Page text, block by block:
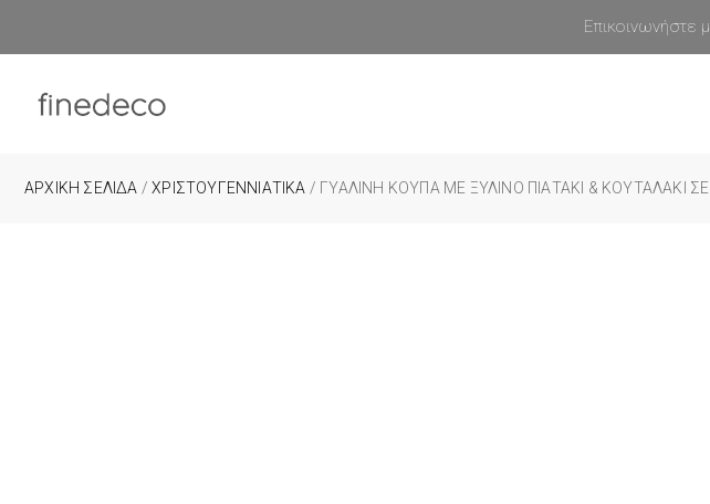
Επικοινωνήστε
ΑΡΧΙΚΉ ΣΕΛΊΔΑ /ΧΡΙΣΤΟΥΓΕΝΝΙΑΤΙΚΑ / ΓΥΑΛΙΝΗ ΚΟΥΠΑ ΜΕ ΞΥΛΙΝΟ ΠΙΑΤΑΚΙ & ΚΟΥΤΑΛΑΚΙ ΣΕ